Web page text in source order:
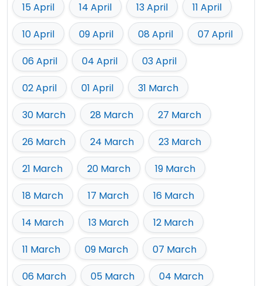
15 April 14 April 13 April
11 April
10 April
09 April 08 April
07 April
06 April
04 April
03 April
02 April
01 April
31 March
30 March
28 March
27 March
26 March
24 March
23 March
21 March
20 March
19 March
18 March
17 March
16 March
14 March
13 March
12 March
11 March
09 March
07 March
06 March
05 March 04 March